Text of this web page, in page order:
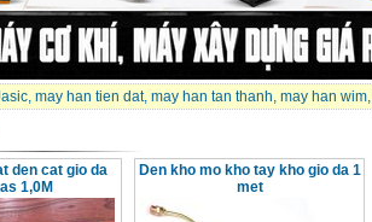
, may han tien dat, may han tan thanh, may han wim,
den cat gio da
1,0M
Den kho mo kho tay kho gio da 1
met